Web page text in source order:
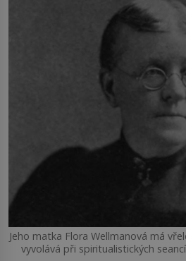
Jeho matka Flora Wellmanová má
vyvolává při spiritualistických